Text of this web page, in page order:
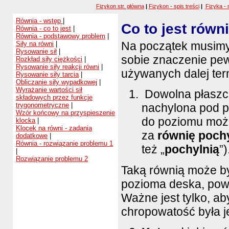
Fizykon str. główna| Fizykon - spis treści | Fizyka -
Równia - wstęp
Równia - co to jest
Równia - podstawowy problem
Siły na równi
Rysowanie sił
Rozkład siły ciężkości
Rysowanie siły reakcji równi
Rysowanie siły tarcia|
Obliczanie siły wypadkowej
Wyrażanie wartości sił
składowych przez funkcje
trygonometryczne
Wzór końcowy na przyspieszenie
klocka|
Klocek na równi - zadania
dodatkowe
Równia - rozwiązanie problemu 1
Rozwiązanie problemu 2
Co to jest
Na początek
sobie znaczenie
używanych dalej
Dowolna
nachylona pod
do poziomu
za równię
też „pochylnią
Taką równią może
pozioma deska,
Ważne jest tylko,
chropowatość była